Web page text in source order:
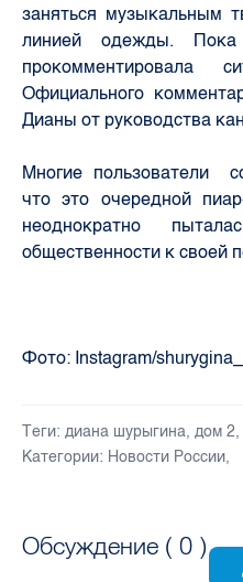
заняться музыкальным
линией одежды.
прокомментировала
Официального
Дианы от руководства
Многие пользователи
что это очередной
неоднократно
общественности к своей
Фото: Instagram/
Теги: диана шурыгина, дом 2,
Категории: Новости России,
Обсуждение ( 0 )